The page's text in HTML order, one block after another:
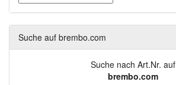
Suche auf brembo.com
Suche nach Art.Nr. auf
brembo.com